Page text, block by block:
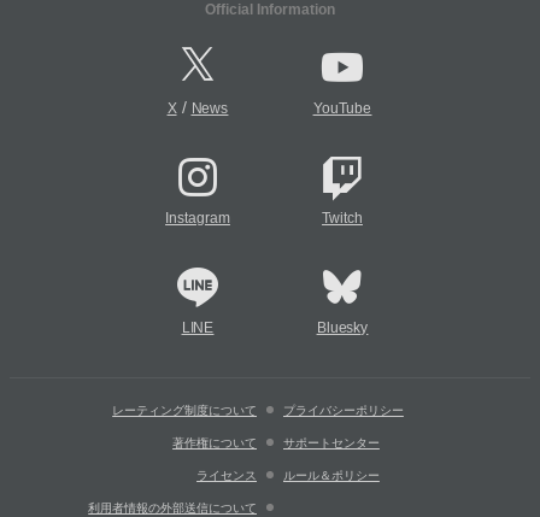
Official Information
X/ News YouTube
Instagram Twitch
LINE Bluesky
レーティング制度について プライバシーポリシー
著作権について サポートセンター
ライセンス ルール＆ポリシー
利用者情報の外部送信について